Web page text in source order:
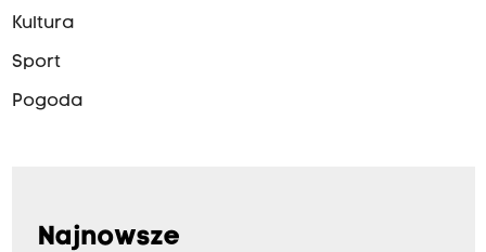
Kultura
Sport
Pogoda
Najnowsze